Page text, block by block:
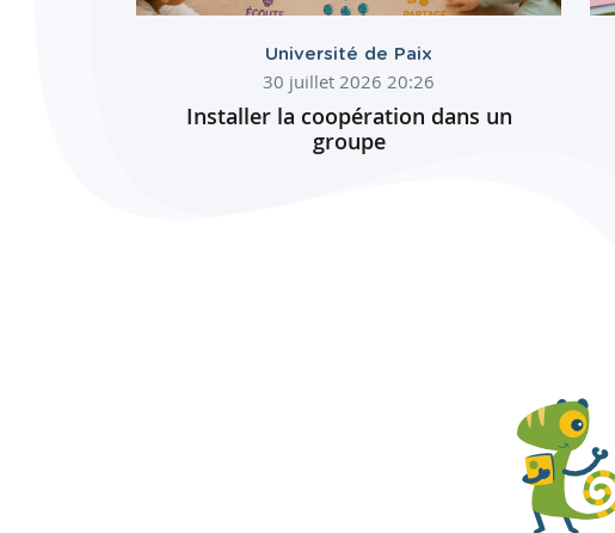
Université de Paix
30 juillet 2026 20:26
Installer la coopération dans un
groupe